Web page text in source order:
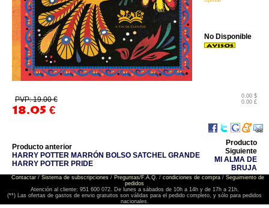
PVP: 19.00 €
18.05 €
0.00 $
0.00 £
No Disponible
Producto anterior
HARRY POTTER MARRÓN BOLSO SATCHEL GRANDE
HARRY POTTER PRIDE
Producto
Siguiente
MI ALMA DE
BRUJA
Contactar/ Sistema de subscripciones/ Preguntas/F.A.Q. / condiciones de compra/ Seguimiento de
pedidos
Atención al cliente: 951 600 072. De lunes a sábados de 10h a 14h y de 17h a 21h.
(**) Las ofertas de gastos de envio gratuitos son válidas para el pedido completo, y sólo para pedidos
nacionales.